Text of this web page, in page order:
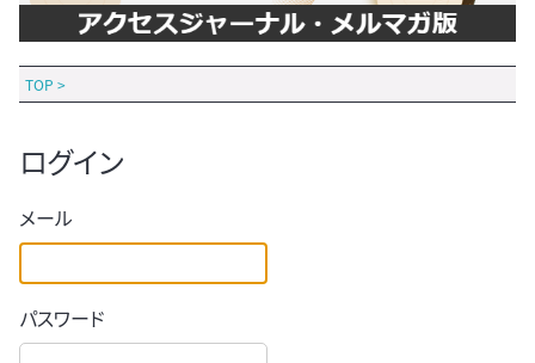
TOP >
ログイン
メール
パスワード